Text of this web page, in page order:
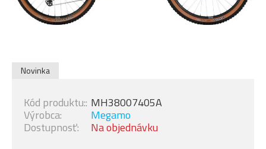
Novinka
Dostupnosť: Na objednávku
Výrobca: Megamo
Kód produktu:: MH38007405A